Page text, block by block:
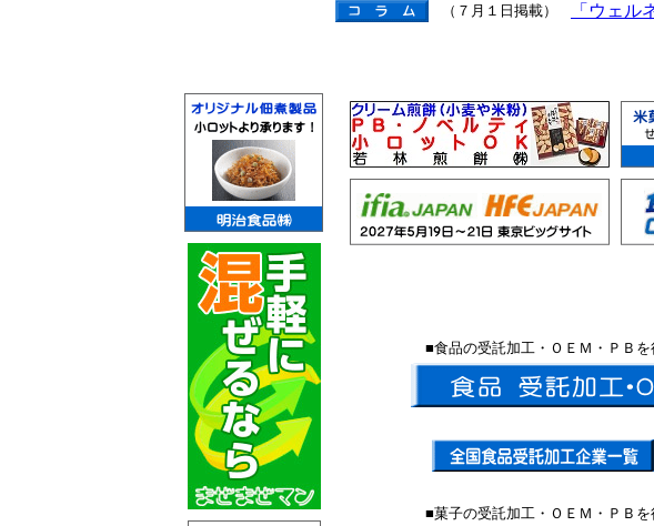
（７月１日掲載） 「ウェル
■食品の受託加工・ＯＥＭ・ＰＢを
■菓子の受託加工・ＯＥＭ・ＰＢを